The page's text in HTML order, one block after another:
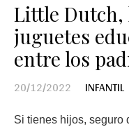
Little Dutch,
juguetes
entre los
20/12/2022 INFANTIL
Si tienes hijos, seguro